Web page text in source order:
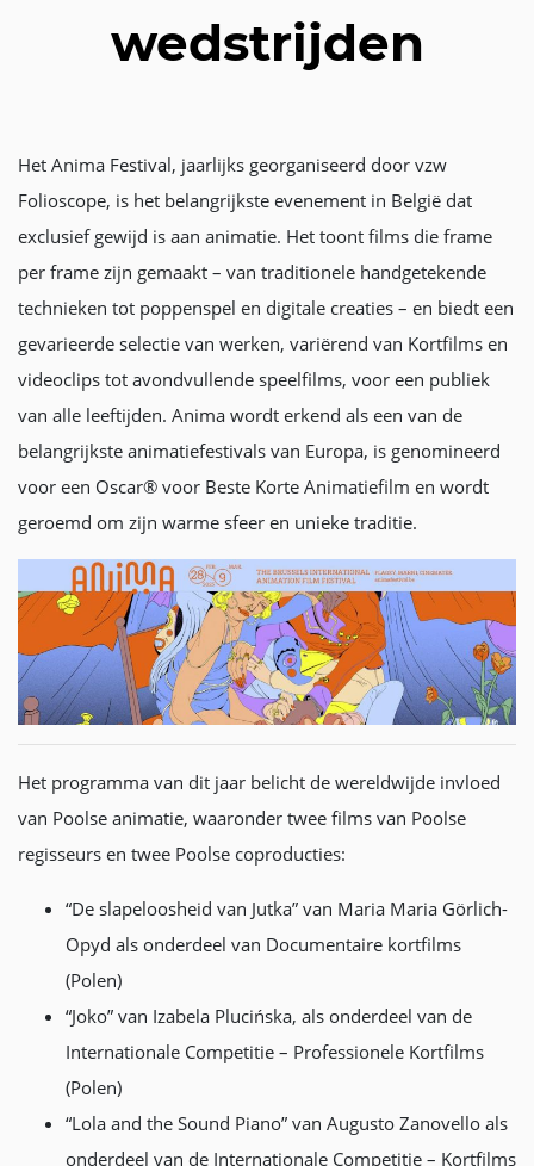
wedstrijden
Het Anima Festival, jaarlijks georganiseerd door vzw
Folioscope, is het belangrijkste evenement in België dat
exclusief gewijd is aan animatie. Het toont films die frame
per frame zijn gemaakt – van traditionele handgetekende
technieken tot poppenspel en digitale creaties – en biedt een
gevarieerde selectie van werken, variërend van Kortfilms en
videoclips tot avondvullende speelfilms, voor een publiek
van alle leeftijden. Anima wordt erkend als een van de
belangrijkste animatiefestivals van Europa, is genomineerd
voor een Oscar® voor Beste Korte Animatiefilm en wordt
geroemd om zijn warme sfeer en unieke traditie.
Het programma van dit jaar belicht de wereldwijde invloed
van Poolse animatie, waaronder twee films van Poolse
regisseurs en twee Poolse coproducties:
“De slapeloosheid van Jutka” van Maria Maria Görlich-
Opyd als onderdeel van Documentaire kortfilms
(Polen)
“Joko” van Izabela Plucińska, als onderdeel van de
Internationale Competitie – Professionele Kortfilms
(Polen)
“Lola and the Sound Piano” van Augusto Zanovello als
onderdeel van de Internationale Competitie – Kortfilms